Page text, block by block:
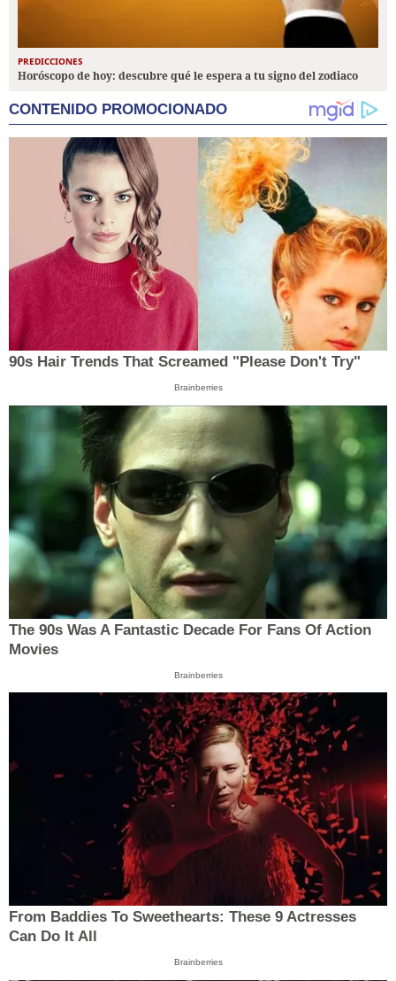
PREDICCIONES
Horóscopo de hoy: descubre qué le espera a tu signo del zodiaco
CONTENIDO PROMOCIONADO
90s Hair Trends That Screamed "Please Don't Try"
Brainberries
The 90s Was A Fantastic Decade For Fans Of Action
Movies
Brainberries
From Baddies To Sweethearts: These 9 Actresses
Can Do It All
Brainberries